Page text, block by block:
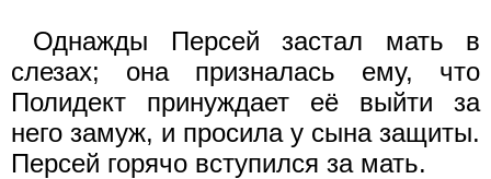
Однажды Персей застал мать в
слезах; она призналась ему, что
Полидект принуждает её выйти за
него замуж, и просила у сына защиты.
Персей горячо вступился за мать.